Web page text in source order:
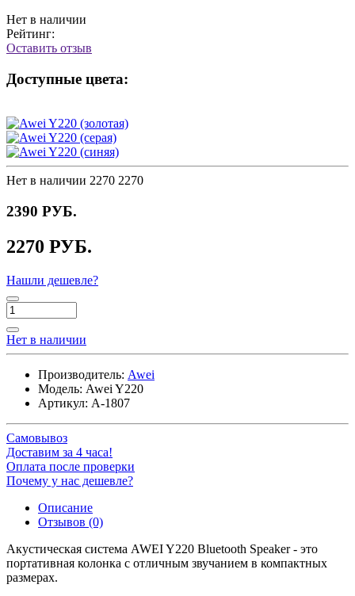
Нет в наличии
Рейтинг:
Оставить отзыв
Доступные цвета:
Нет в наличии 2270 2270
2390 РУБ.
2270 РУБ.
Нашли дешевле?
Нет в наличии
Производитель: Awei
Модель: Awei Y220
Артикул: A-1807
Самовывоз
Доставим за 4 часа!
Оплата после проверки
Почему у нас дешевле?
Описание
Отзывов (0)
Акустическая система AWEI Y220 Bluetooth Speaker - это
портативная колонка с отличным звучанием в компактных
размерах.